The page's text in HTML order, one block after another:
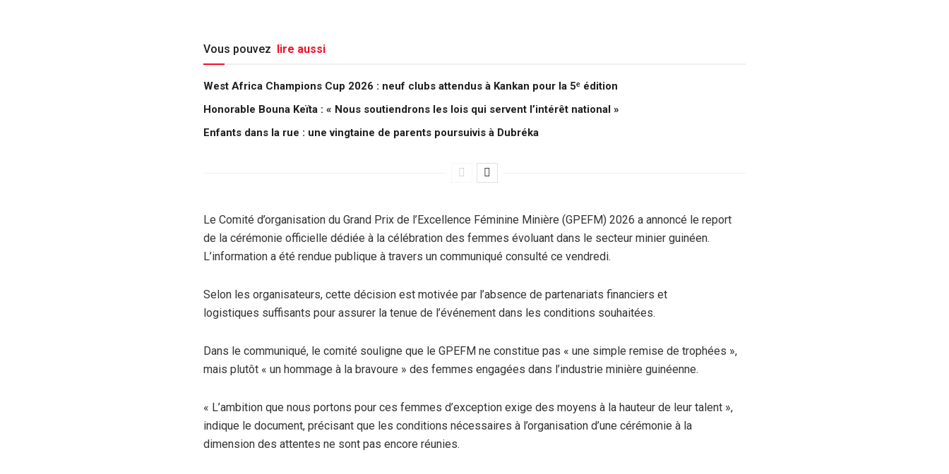
Vous pouvez lire aussi
West Africa Champions Cup 2026 : neuf clubs attendus à Kankan pour la 5ᵉ édition
Honorable Bouna Keïta : « Nous soutiendrons les lois qui servent l’intérêt national »
Enfants dans la rue : une vingtaine de parents poursuivis à Dubréka
Le Comité d’organisation du Grand Prix de l’Excellence Féminine Minière (GPEFM) 2026 a annoncé le report
de la cérémonie officielle dédiée à la célébration des femmes évoluant dans le secteur minier guinéen.
L’information a été rendue publique à travers un communiqué consulté ce vendredi.
Selon les organisateurs, cette décision est motivée par l’absence de partenariats financiers et
logistiques suffisants pour assurer la tenue de l’événement dans les conditions souhaitées.
Dans le communiqué, le comité souligne que le GPEFM ne constitue pas « une simple remise de trophées »,
mais plutôt « un hommage à la bravoure » des femmes engagées dans l’industrie minière guinéenne.
« L’ambition que nous portons pour ces femmes d’exception exige des moyens à la hauteur de leur talent »,
indique le document, précisant que les conditions nécessaires à l’organisation d’une cérémonie à la
dimension des attentes ne sont pas encore réunies.